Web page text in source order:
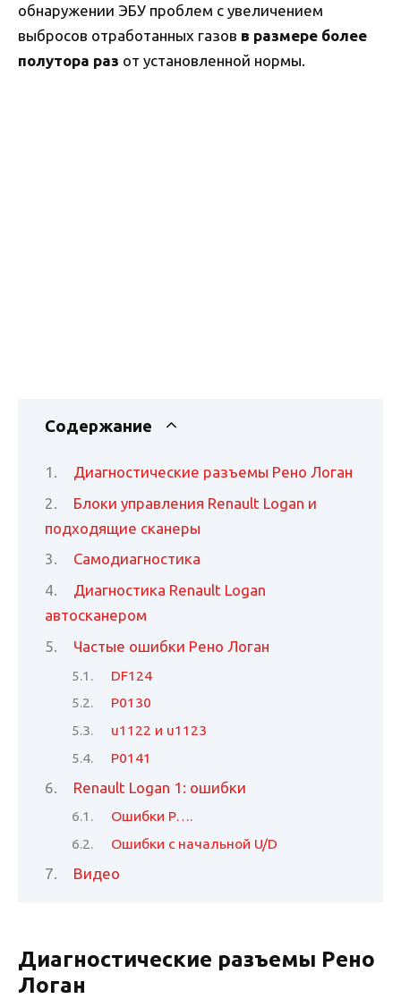
обнаружении ЭБУ проблем с увеличением
выбросов отработанных газов в размере более
полутора раз от установленной нормы.
Содержание
Диагностические разъемы Рено Логан
Блоки управления Renault Logan и
подходящие сканеры
Самодиагностика
Диагностика Renault Logan
автосканером
Частые ошибки Рено Логан
DF124
Р0130
u1122 и u1123
Р0141
Renault Logan 1: ошибки
Ошибки P….
Ошибки с начальной U/D
Видео
Диагностические разъемы Рено
Логан